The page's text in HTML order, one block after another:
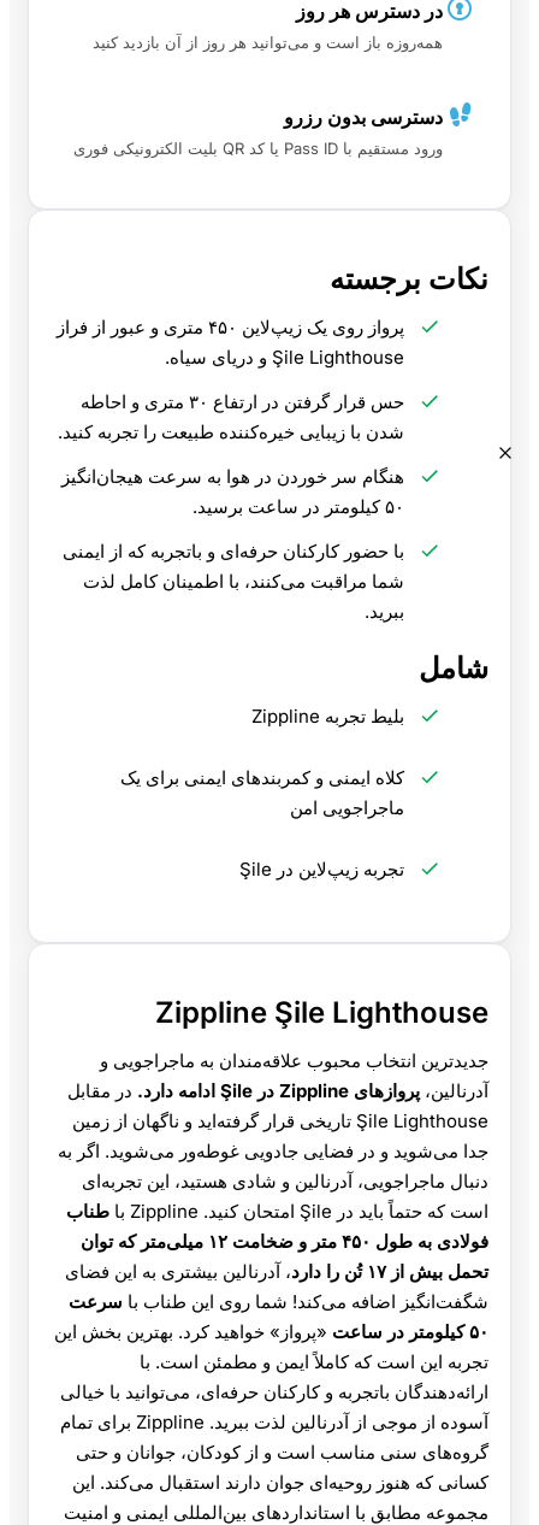
در دسترس هر روز
همه‌روزه باز است و می‌توانید هر روز از آن بازدید کنید
دسترسی بدون رزرو
ورود مستقیم با Pass ID یا کد QR بلیت الکترونیکی فوری
نکات برجسته
پرواز روی یک زیپ‌لاین ۴۵۰ متری و عبور از فراز
Şile Lighthouse و دریای سیاه.
حس قرار گرفتن در ارتفاع ۳۰ متری و احاطه
شدن با زیبایی خیره‌کننده طبیعت را تجربه کنید.
هنگام سر خوردن در هوا به سرعت هیجان‌انگیز
۵۰ کیلومتر در ساعت برسید.
با حضور کارکنان حرفه‌ای و باتجربه که از ایمنی
شما مراقبت می‌کنند، با اطمینان کامل لذت
ببرید.
شامل
بلیط تجربه Zippline
کلاه ایمنی و کمربندهای ایمنی برای یک
ماجراجویی امن
تجربه زیپ‌لاین در Şile
Zippline Şile Lighthouse
جدیدترین انتخاب محبوب علاقه‌مندان به ماجراجویی و
آدرنالین، پروازهای Zippline در Şile ادامه دارد.
در مقابل
Şile Lighthouse تاریخی قرار گرفته‌اید و ناگهان از زمین
جدا می‌شوید و در فضایی جادویی غوطه‌ور می‌شوید. اگر به
دنبال ماجراجویی، آدرنالین و شادی هستید، این تجربه‌ای
است که حتماً باید در Şile امتحان کنید. Zippline با
طناب
فولادی به طول ۴۵۰ متر و ضخامت ۱۲ میلی‌متر که توان
تحمل بیش از ۱۷ تُن را دارد
، آدرنالین بیشتری به این فضای
شگفت‌انگیز اضافه می‌کند! شما روی این طناب با سرعت
۵۰ کیلومتر در ساعت
«پرواز» خواهید کرد. بهترین بخش این
تجربه این است که کاملاً ایمن و مطمئن است. با
ارائه‌دهندگان باتجربه و کارکنان حرفه‌ای، می‌توانید با خیالی
آسوده از موجی از آدرنالین لذت ببرید. Zippline برای تمام
گروه‌های سنی مناسب است و از کودکان، جوانان و حتی
کسانی که هنوز روحیه‌ای جوان دارند استقبال می‌کند. این
مجموعه مطابق با استانداردهای بین‌المللی ایمنی و امنیت